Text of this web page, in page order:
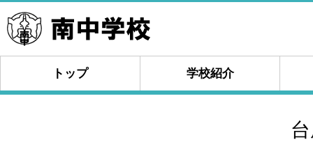
トップ 学校紹介